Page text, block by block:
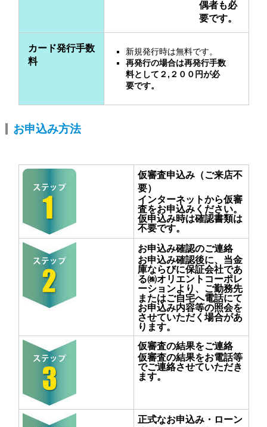
偶者も必
要です。
カード発行手数
料
新規発行時は無料です。
再発行の場合は再発行手数
料として ２,２００円が必
要です。
お申込み方法
仮審査申込み（ご来店不
要）
インターネットから仮審
査をお申込みください。
仮申込み時は確認書類は
不要です。
お申込み確認のご連絡
お申込み確認後に、当金
庫ならびに保証会社であ
る㈱オリエントコーポレ
ーションより、ご勤務先
またはご自宅へ電話にて
お申込み内容等の照会を
させていただく場合があ
ります。
仮審査の結果をご連絡
仮審査の結果をお電話等
でご連絡させていただき
ます。
正式なお申込み・ローン